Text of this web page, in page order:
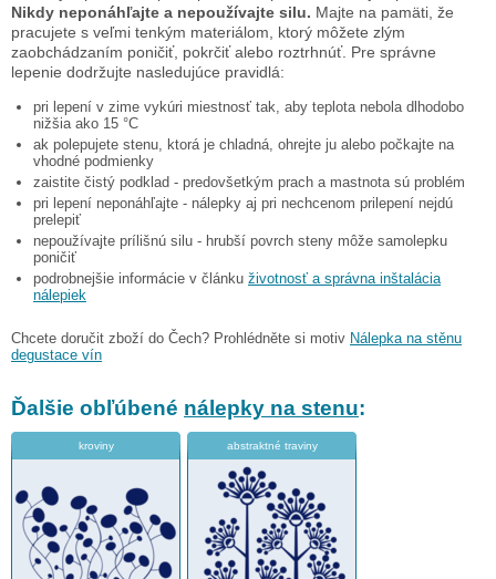
Nikdy neponáhľajte a nepoužívajte silu. Majte na pamäti, že
pracujete s veľmi tenkým materiálom, ktorý môžete zlým
zaobchádzaním poničiť, pokrčiť alebo roztrhnúť. Pre správne
lepenie dodržujte nasledujúce pravidlá:
pri lepení v zime vykúri miestnosť tak, aby teplota nebola dlhodobo
nižšia ako 15 °C
ak polepujete stenu, ktorá je chladná, ohrejte ju alebo počkajte na
vhodné podmienky
zaistite čistý podklad - predovšetkým prach a mastnota sú problém
pri lepení neponáhľajte - nálepky aj pri nechcenom prilepení nejdú
prelepiť
nepoužívajte prílišnú silu - hrubší povrch steny môže samolepku
poničiť
podrobnejšie informácie v článku životnosť a správna inštalácia
nálepiek
Chcete doručit zboží do Čech? Prohlédněte si motiv Nálepka na stěnu
degustace vín
Ďalšie obľúbené nálepky na stenu:
kroviny abstraktné traviny